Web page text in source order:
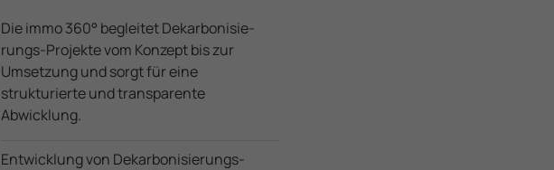
Die immo 360° begleitet Dekar­bo­ni­sie­
rungs-Projekte vom Konzept bis zur
Umsetzung und sorgt für eine
strukturierte und trans­parente
Abwicklung.
Entwicklung von Dekar­bo­ni­sie­rungs-